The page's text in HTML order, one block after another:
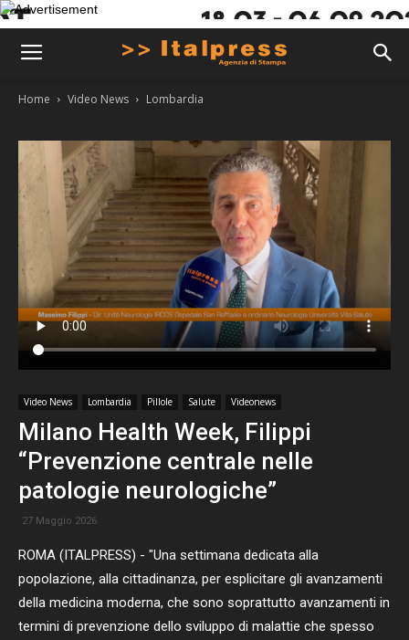
Home Video News Lombardia
Video News Lombardia Pillole Salute Videonews
Milano Health Week, Filippi
“Prevenzione centrale nelle
patologie neurologiche”
27 Maggio 2026
ROMA (ITALPRESS) - "Una settimana dedicata alla
popolazione, alla cittadinanza, per esplicitare gli avanzamenti
della medicina moderna, che sono soprattutto avanzamenti in
termini di prevenzione dello sviluppo di malattie che spesso